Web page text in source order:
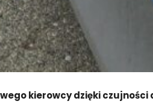
kierowcy dzięki